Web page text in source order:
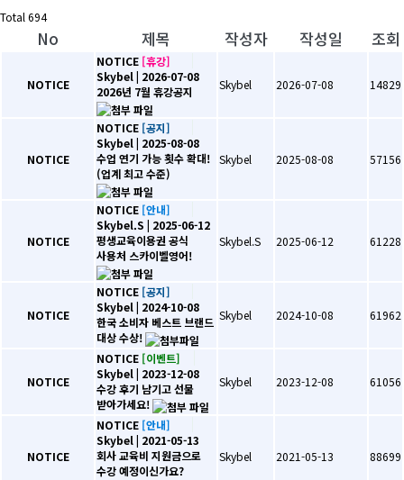
Total 694
No 제목 작성자 작성일 조회
NOTICE
NOTICE [휴강]
Skybel| 2026-07-08
2026년 7월 휴강공지
Skybel 2026-07-08 14829
NOTICE
NOTICE [공지]
Skybel| 2025-08-08
수업 연기 가능 횟수 확대!
(업계 최고 수준)
Skybel 2025-08-08 57156
NOTICE
NOTICE [안내]
Skybel.S | 2025-06-12
평생교육이용권 공식
사용처 스카이벨영어!
Skybel.S 2025-06-12 61228
NOTICE
NOTICE [공지]
Skybel| 2024-10-08
한국 소비자 베스트 브랜드
대상 수상!
Skybel 2024-10-08 61962
NOTICE
NOTICE [이벤트]
Skybel| 2023-12-08
수강 후기 남기고 선물
받아가세요!
Skybel 2023-12-08 61056
NOTICE
NOTICE [안내]
Skybel| 2021-05-13
회사 교육비 지원금으로
수강 예정이신가요?
Skybel 2021-05-13 88699